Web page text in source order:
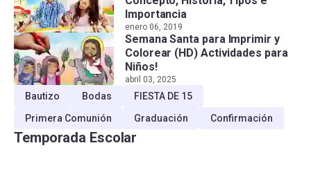
Importancia
enero 06, 2019
Semana Santa para Imprimir y
Colorear (HD) Actividades para
Niños!
abril 03, 2025
Bautizo Bodas
FIESTA DE 15
Primera Comunión
Graduación Confirmación
Temporada Escolar